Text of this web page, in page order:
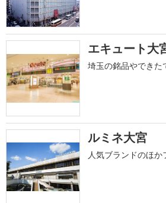
エキュート大
埼玉の銘品やできた
ルミネ大宮
人気ブランドのほ